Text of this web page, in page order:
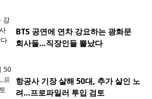
BTS 공연에 연차 강요하는 광화문
회사들…직장인들 뿔났다
항공사 기장 살해 50대, 추가 살인 노
려…프로파일러 투입 검토